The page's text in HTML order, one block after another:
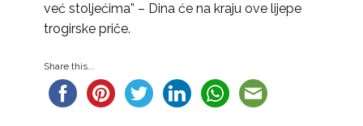
već stoljećima” – Dina će na kraju ove lijepe
trogirske priče.
Share this...